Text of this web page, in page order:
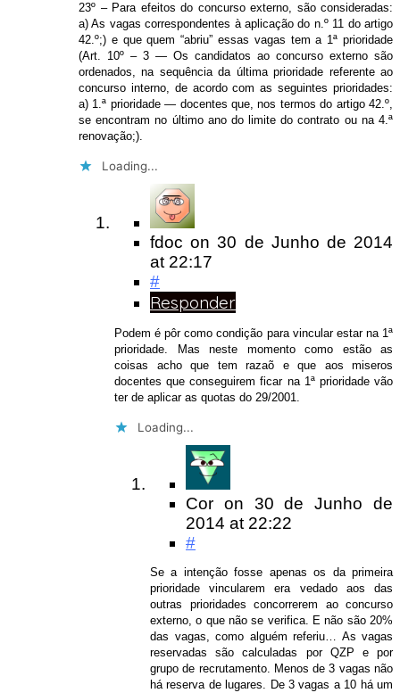
23º – Para efeitos do concurso externo, são consideradas:
a) As vagas correspondentes à aplicação do n.º 11 do artigo
42.º;) e que quem “abriu” essas vagas tem a 1ª prioridade
(Art. 10º – 3 — Os candidatos ao concurso externo são
ordenados, na sequência da última prioridade referente ao
concurso interno, de acordo com as seguintes prioridades:
a) 1.ª prioridade — docentes que, nos termos do artigo 42.º,
se encontram no último ano do limite do contrato ou na 4.ª
renovação;).
Loading...
fdoc on30 de Junho de 2014
at 22:17
#
Responder
Podem é pôr como condição para vincular estar na 1ª
prioridade. Mas neste momento como estão as
coisas acho que tem razaõ e que aos miseros
docentes que conseguirem ficar na 1ª prioridade vão
ter de aplicar as quotas do 29/2001.
Loading...
Cor on 30 de Junho de
2014 at 22:22
#
Se a intenção fosse apenas os da primeira
prioridade vincularem era vedado aos das
outras prioridades concorrerem ao concurso
externo, o que não se verifica. E não são 20%
das vagas, como alguém referiu… As vagas
reservadas são calculadas por QZP e por
grupo de recrutamento. Menos de 3 vagas não
há reserva de lugares. De 3 vagas a 10 há um